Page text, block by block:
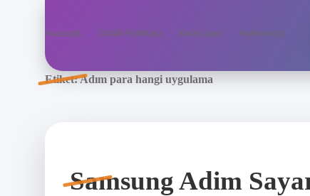
Anasayfa Gizlilik Politikası Yasal Uyarı Hakkımızda
Etiket:Adım para hangi uygulama
Samsung Adim